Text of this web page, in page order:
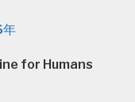
年
for Humans